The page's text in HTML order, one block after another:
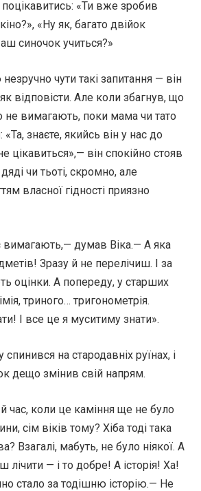
«Ти вже зробив
«Ну як, багато двійок
синочок учиться?»
чути такі запитання — він
відповісти. Але коли збагнув, що
не вимагають, поки мама чи тато
знаєте, якийсь він у нас до
цікавиться»,— він спокійно стояв
дяді чи тьоті, скромно, але
власної гідності приязно
вимагають,— думав Віка.— А яка
Зразу й не перелічиш. І за
оцінки. А попереду, у старших
триного… тригонометрія.
І все це я муситиму знати».
на стародавніх руїнах, і
дещо змінив свій напрям.
час, коли це каміння ще не було
сім віків тому? Хіба тоді така
Взагалі, мабуть, не було ніякої. А
лічити — і то добре! А історія! Ха!
стало за тодішню історію.— Не